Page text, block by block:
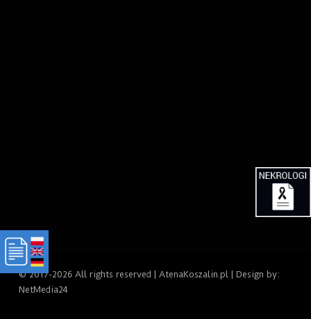
© 2017-2026 All rights reserved | AtenaKoszalin.pl | Design by:
NetMedia24